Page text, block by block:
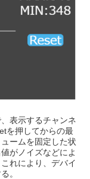
表示するチャンネ
を押してからの最
ームを固定した状
がノイズなどによ
れにより、デバイ
。